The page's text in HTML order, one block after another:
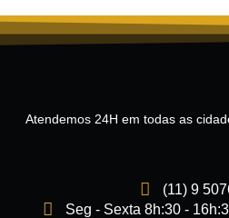
Atendemos 24H em todas as
(11) 9
Seg - Sexta 8h:30 -